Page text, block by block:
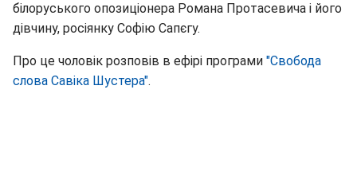
білоруського опозиціонера Романа Протасевича і його
дівчину, росіянку Софію Сапєгу.
Про це чоловік розповів в ефірі програми "Свобода
слова Савіка Шустера".